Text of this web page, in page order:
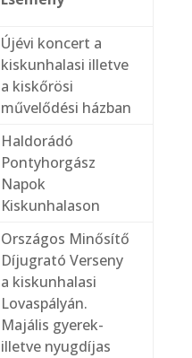
Újévi koncert a
kiskunhalasi illetve
a kiskőrösi
művelődési házban
Haldorádó
Pontyhorgász
Napok
Kiskunhalason
Országos Minősítő
Díjugrató Verseny
a kiskunhalasi
Lovaspályán.
Majális gyerek-
illetve nyugdíjas